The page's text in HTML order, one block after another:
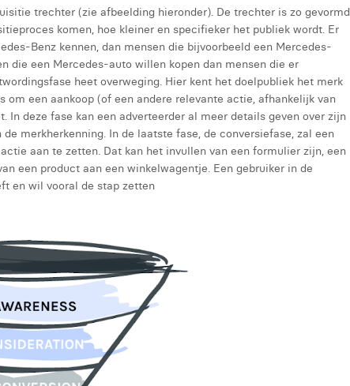
trechter (zie afbeelding hieronder). De trechter is zo gevormd
komen, hoe kleiner en specifieker het publiek wordt. Er
Benz kennen, dan mensen die bijvoorbeeld een Mercedes-
die een Mercedes-auto willen kopen dan mensen die er
heet overweging. Hier kent het doelpubliek het merk
een aankoop (of een andere relevante actie, afhankelijk van
deze fase kan een adverteerder al meer details geven over zijn
merkherkenning. In de laatste fase, de conversiefase, zal een
aan te zetten. Dat kan het invullen van een formulier zijn, een
een product aan een winkelwagentje. Een gebruiker in de
en wil vooral de stap zetten